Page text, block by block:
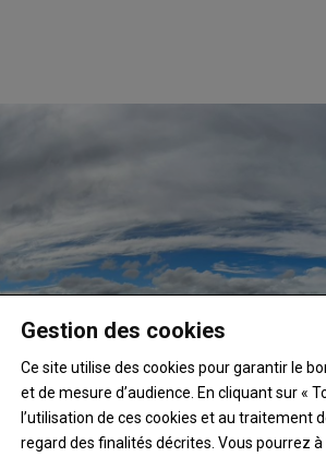
Gestion des cookies
Ce site utilise des cookies pour garantir le
et de mesure d’audience. En cliquant sur «
l’utilisation de ces cookies et au traitement
regard des finalités décrites. Vous pourrez